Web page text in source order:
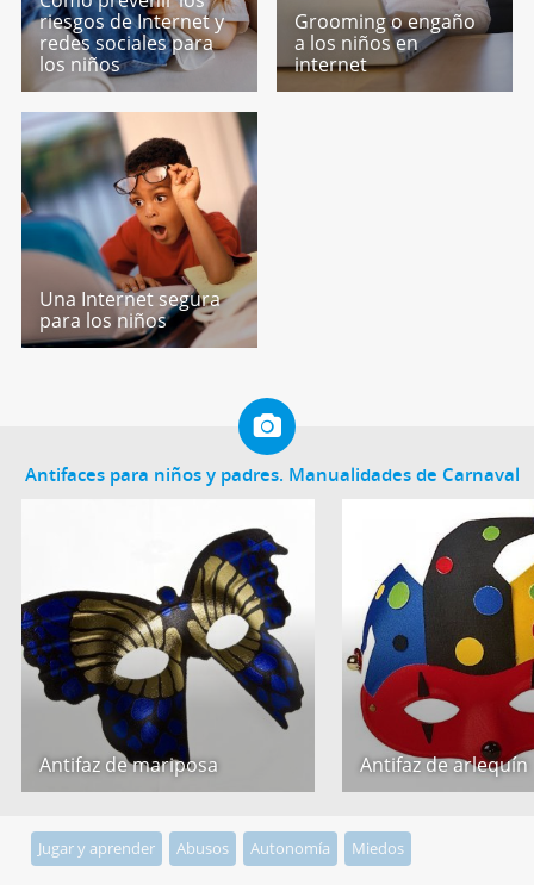
riesgos de Internet y
redes sociales para
los niños
Grooming o engaño
a los niños en
internet
Una Internet segura
para los niños
Antifaces para niños y padres. Manualidades de Carnaval
Antifaz de mariposa Antifaz de arlequín
Jugar y aprender Abusos Autonomía Miedos